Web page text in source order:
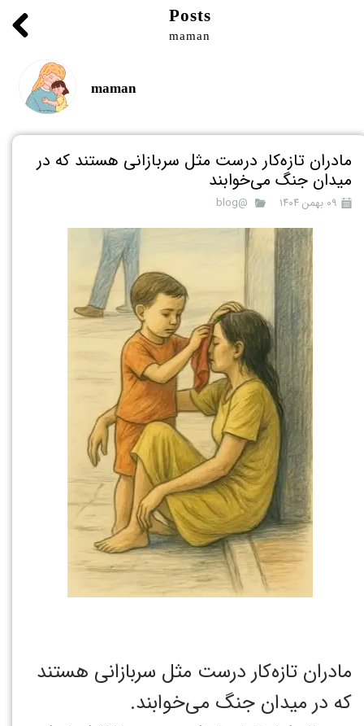
Posts
maman
maman
مادران تازه‌کار درست مثل سربازانی هستند که در
میدان جنگ می‌خوابند
۰۹ بهمن ۱۴۰۴ @blog
مادران تازه‌کار درست مثل سربازانی هستند
که در میدان جنگ می‌خوابند.